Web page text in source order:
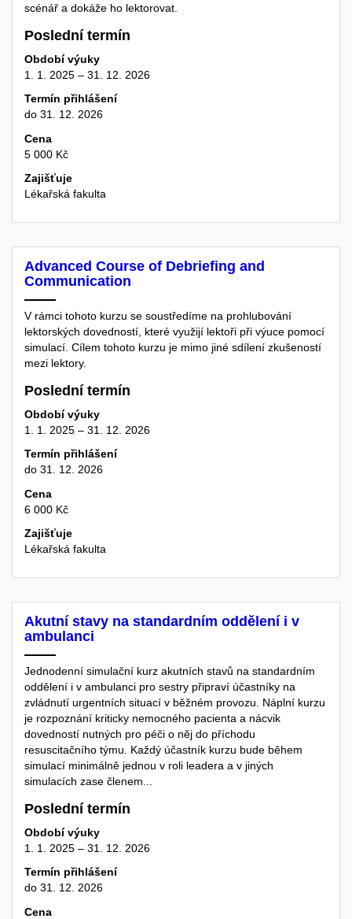
scénář a dokáže ho lektorovat.
Poslední termín
Období výuky
1. 1. 2025 – 31. 12. 2026
Termín přihlášení
do 31. 12. 2026
Cena
5 000 Kč
Zajišťuje
Lékařská fakulta
Advanced Course of Debriefing and
Communication
V rámci tohoto kurzu se soustředíme na prohlubování
lektorských dovedností, které využijí lektoři při výuce pomocí
simulací. Cílem tohoto kurzu je mimo jiné sdílení zkušeností
mezi lektory.
Poslední termín
Období výuky
1. 1. 2025 – 31. 12. 2026
Termín přihlášení
do 31. 12. 2026
Cena
6 000 Kč
Zajišťuje
Lékařská fakulta
Akutní stavy na standardním oddělení i v
ambulanci
Jednodenní simulační kurz akutních stavů na standardním
oddělení i v ambulanci pro sestry připraví účastníky na
zvládnutí urgentních situací v běžném provozu. Náplní kurzu
je rozpoznání kriticky nemocného pacienta a nácvik
dovedností nutných pro péči o něj do příchodu
resuscitačního týmu. Každý účastník kurzu bude během
simulací minimálně jednou v roli leadera a v jiných
simulacích zase členem...
Poslední termín
Období výuky
1. 1. 2025 – 31. 12. 2026
Termín přihlášení
do 31. 12. 2026
Cena